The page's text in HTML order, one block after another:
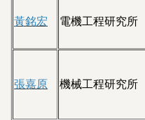
黃銘宏 電機工程研究所
張嘉原 機械工程研究所